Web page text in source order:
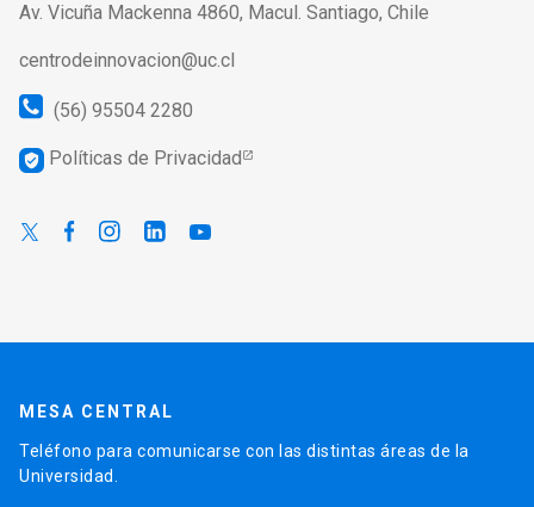
Av. Vicuña Mackenna 4860, Macul. Santiago, Chile
centrodeinnovacion@uc.cl
(56) 95504 2280
verified_user Políticas de Privacidad
MESA CENTRAL
Teléfono para comunicarse con las distintas áreas de la
Universidad.